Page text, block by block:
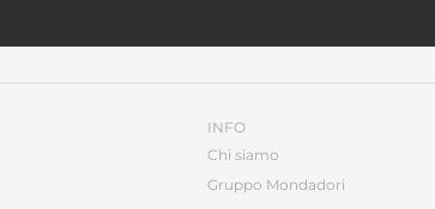
INFO
Chi siamo
Gruppo Mondadori